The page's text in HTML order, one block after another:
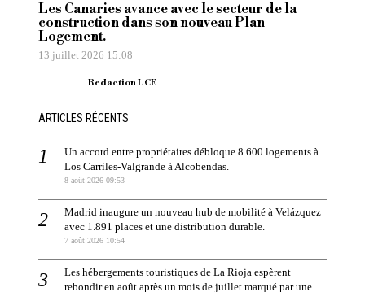
Les Canaries avance avec le secteur de la
construction dans son nouveau Plan
Logement.
13 juillet 2026 15:08
Redaction LCE
ARTICLES RÉCENTS
Un accord entre propriétaires débloque 8 600 logements à
Los Carriles-Valgrande à Alcobendas.
8 août 2026 09:53
Madrid inaugure un nouveau hub de mobilité à Velázquez
avec 1.891 places et une distribution durable.
7 août 2026 10:54
Les hébergements touristiques de La Rioja espèrent
rebondir en août après un mois de juillet marqué par une